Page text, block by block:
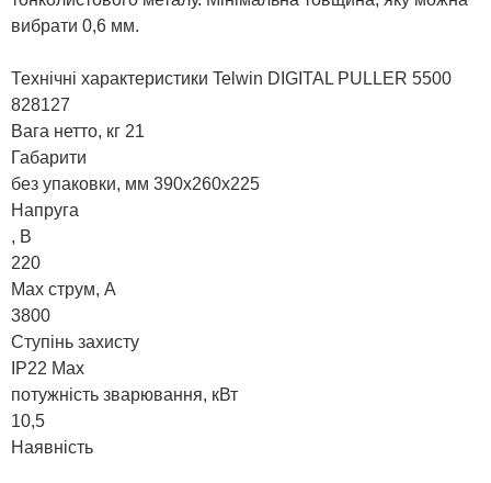
вибрати 0,6 мм.
Технічні характеристики Telwin DIGITAL PULLER 5500
828127
Вага нетто, кг 21
Габарити
без упаковки, мм 390х260х225
Напруга
, В
220
Max струм, А
3800
Ступінь захисту
IP22 Max
потужність зварювання, кВт
10,5
Наявність